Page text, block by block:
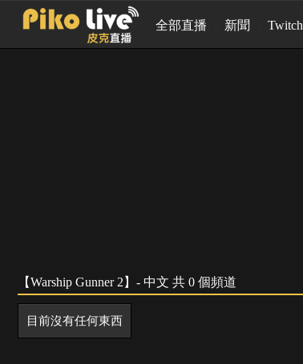
全部直播 新聞 Twitch
【Warship Gunner 2】- 中文 共 0 個頻道
目前沒有任何東西